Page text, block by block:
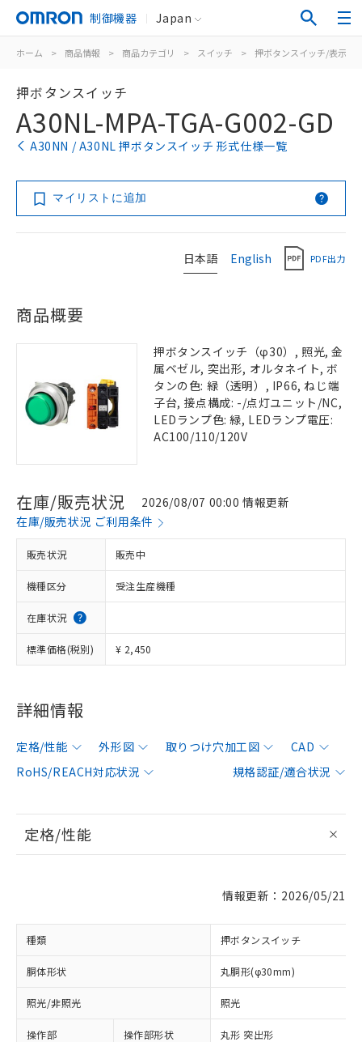
制御機器 Japan
ホーム > 商品情報 > 商品カテゴリ > スイッチ > 押ボタンスイッチ/表示灯
押ボタンスイッチ
A30NL-MPA-TGA-G002-GD
A30NN / A30NL 押ボタンスイッチ 形式仕様一覧
マイリストに追加
日本語 English PDF出力
商品概要
押ボタンスイッチ（φ30）, 照光, 金
属ベゼル, 突出形, オルタネイト, ボ
タンの色: 緑（透明）, IP66, ねじ端
子台, 接点構成: -/点灯ユニット/NC,
LEDランプ色: 緑, LEDランプ電圧:
AC100/110/120V
在庫/販売状況
2026/08/07 00:00 情報更新
在庫/販売状況 ご利用条件
販売状況 販売中
機種区分 受注生産機種
在庫状況
標準価格(税別) ¥ 2,450
詳細情報
定格/性能 外形図 取りつけ穴加工図
CAD
RoHS/REACH対応状況
規格認証/適合状況
定格/性能
情報更新：2026/05/21
種類 押ボタンスイッチ
胴体形状 丸胴形(φ30mm)
照光/非照光 照光
操作部 操作部形状 丸形 突出形